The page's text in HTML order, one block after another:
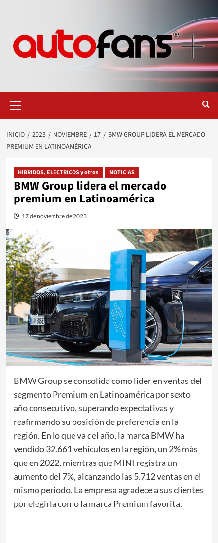
primario
INICIO 2023 NOVIEMBRE 17
BMW GROUP LIDERA EL MERCADO
PREMIUM EN LATINOAMÉRICA
HIBRIDOS, ELECTRICOS y otros NOTICIAS
BMW Group lidera el mercado
premium en Latinoamérica
17 de noviembre de 2023
BMW Group se consolida como líder en ventas del
segmento Premium en Latinoamérica por sexto
año consecutivo, superando expectativas y
reafirmando su posición de preferencia en la
región. En lo que va del año, la marca BMW ha
vendido 32.661 vehículos en la región, un 2% más
que en 2022, mientras que MINI registra un
aumento del 7%, alcanzando las 5.712 ventas en el
mismo período. La empresa agradece a sus clientes
por elegirla como la marca Premium favorita.